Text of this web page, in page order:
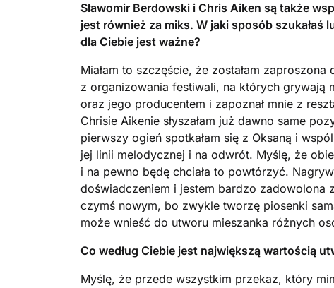
Sławomir Berdowski i Chris Aiken są także
jest również za miks. W jaki sposób
dla Ciebie jest ważne?
Miałam to szczęście, że zostałam
z organizowania festiwali, na których grywają
oraz jego producentem i zapoznał mnie z
Chrisie Aikenie słyszałam już dawno same
pierwszy ogień spotkałam się z Oksaną i
jej linii melodycznej i na odwrót. Myślę, że
i na pewno będę chciała to powtórzyć.
doświadczeniem i jestem bardzo zadowolona
czymś nowym, bo zwykle tworzę piosenki
może wnieść do utworu mieszanka różnych
Co według Ciebie jest największą wartością
Myślę, że przede wszystkim przekaz, który